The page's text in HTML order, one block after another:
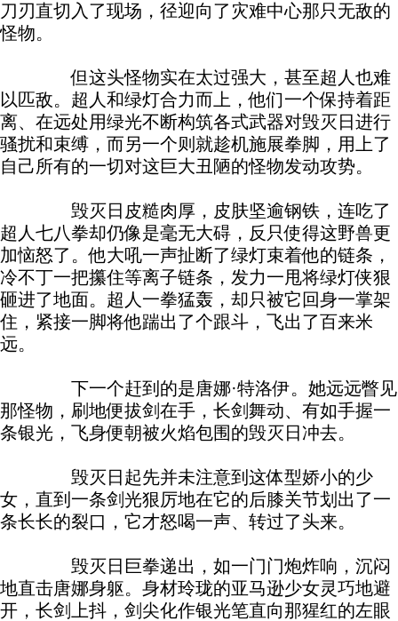
刀刃直切入了现场，径迎向了灾难中心那只无敌的
怪物。
但这头怪物实在太过强大，甚至超人也难
以匹敌。超人和绿灯合力而上，他们一个保持着距
离、在远处用绿光不断构筑各式武器对毁灭日进行
骚扰和束缚，而另一个则就趁机施展拳脚，用上了
自己所有的一切对这巨大丑陋的怪物发动攻势。
毁灭日皮糙肉厚，皮肤坚逾钢铁，连吃了
超人七八拳却仍像是毫无大碍，反只使得这野兽更
加恼怒了。他大吼一声扯断了绿灯束着他的链条，
冷不丁一把攥住等离子链条，发力一甩将绿灯侠狠
砸进了地面。超人一拳猛轰，却只被它回身一掌架
住，紧接一脚将他踹出了个跟斗，飞出了百来米
远。
下一个赶到的是唐娜·特洛伊。她远远瞥见
那怪物，刷地便拔剑在手，长剑舞动、有如手握一
条银光，飞身便朝被火焰包围的毁灭日冲去。
毁灭日起先并未注意到这体型娇小的少
女，直到一条剑光狠厉地在它的后膝关节划出了一
条长长的裂口，它才怒喝一声、转过了头来。
毁灭日巨拳递出，如一门门炮炸响，沉闷
地直击唐娜身躯。身材玲珑的亚马逊少女灵巧地避
开，长剑上抖，剑尖化作银光笔直向那猩红的左眼